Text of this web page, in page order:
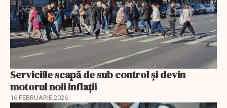
Serviciile scapă de sub control și devin
motorul noii inflații
16 FEBRUARIE 2026